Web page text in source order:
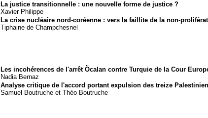
La justice transitionnelle : une nouvelle forme de justice ?
Xavier Philippe
La crise nucléaire nord-coréenne : vers la faillite de la non-
Tiphaine de Champchesnel
Les incohérences de l'arrêt Öcalan contre Turquie de la Cour
Nadia Bernaz
Analyse critique de l'accord portant expulsion des treize
Samuel Boutruche et Théo Boutruche